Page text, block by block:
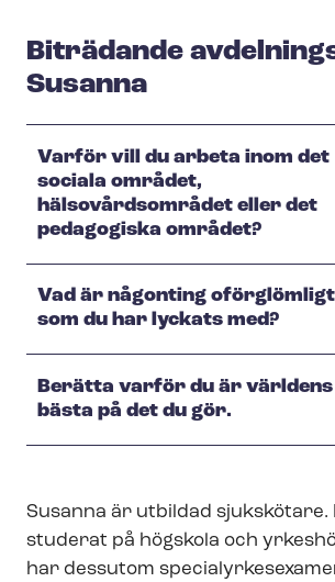
Biträdande
Susanna
Varför vill du arbeta inom det
sociala området,
hälsovårdsområdet eller det
pedagogiska området?
Vad är någonting oförglömligt
som du har lyckats med?
Berätta varför du är världens
bästa på det du gör.
Susanna är utbildad sjukskötare.
studerat på högskola och
har dessutom